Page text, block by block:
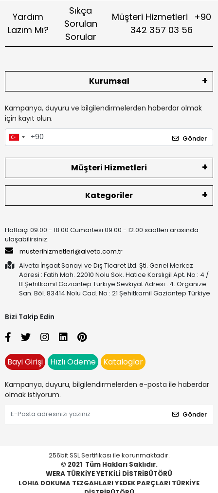
Yardım
Lazım Mı?
Sıkça
Sorulan
Sorular
Müşteri Hizmetleri
+90
342 357 03 56
Kurumsal
Kampanya, duyuru ve bilgilendirmelerden haberdar olmak
için kayıt olun.
Gönder
Müşteri Hizmetleri
Kategoriler
Haftaiçi 09:00 - 18:00 Cumartesi 09:00 - 12:00 saatleri arasında
ulaşabilirsiniz.
musterihizmetleri@alveta.com.tr
Alveta İnşaat Sanayi ve Dış Ticaret Ltd. Şti. Genel Merkez
Adresi : Fatih Mah. 22010 Nolu Sok. Hatice Karslıgil Apt. No : 4 /
B Şehitkamil Gaziantep Türkiye Sevkiyat Adresi : 4. Organize
San. Böl. 83414 Nolu Cad. No : 21 Şehitkamil Gaziantep Türkiye
Bizi Takip Edin
Bayi Girişi Hızlı Ödeme Kataloglar
Kampanya, duyuru, bilgilendirmelerden e-posta ile haberdar
olmak istiyorum.
Gönder
256bit SSL Sertifikası ile korunmaktadır.
© 2021 Tüm Hakları Saklıdır.
WERA TÜRKİYE YETKİLİ DİSTRİBÜTÖRÜ
LOHIA DOKUMA TEZGAHLARI YEDEK PARÇLARI TÜRKİYE